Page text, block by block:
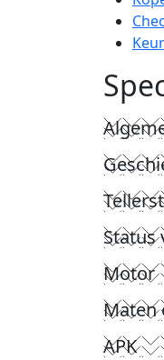
Status
Motor
Maten
APK